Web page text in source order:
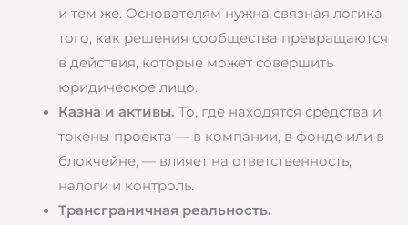
и тем же. Основателям нужна связная логика
того, как решения сообщества превращаются
в действия, которые может совершить
юридическое лицо.
Казна и активы. То, где находятся средства и
токены проекта — в компании, в фонде или в
блокчейне, — влияет на ответственность,
налоги и контроль.
Трансграничная реальность.